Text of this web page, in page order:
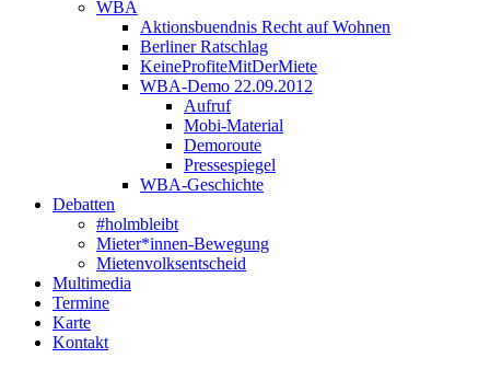
WBA
Aktionsbuendnis Recht auf Wohnen
Berliner Ratschlag
KeineProfiteMitDerMiete
WBA-Demo 22.09.2012
Aufruf
Mobi-Material
Demoroute
Pressespiegel
WBA-Geschichte
Debatten
#holmbleibt
Mieter*innen-Bewegung
Mietenvolksentscheid
Multimedia
Termine
Karte
Kontakt